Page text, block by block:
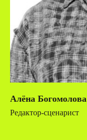
Алёна Богомолова
Редактор-сценарист